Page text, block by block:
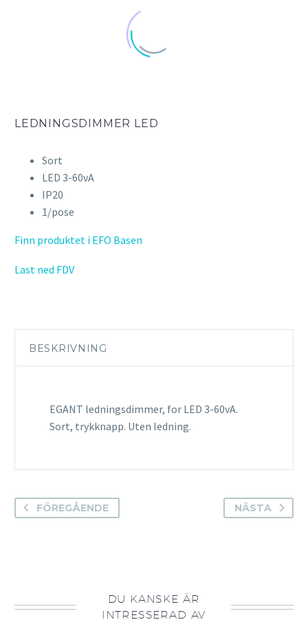
LEDNINGSDIMMER LED
Sort
LED 3-60vA
IP20
1/pose
Finn produktet i EFO Basen
Last ned FDV
BESKRIVNING
EGANT ledningsdimmer, for LED 3-60vA.
Sort, trykknapp. Uten ledning.
FÖREGÅENDE NÄSTA
DU KANSKE ÄR
INTRESSERAD AV